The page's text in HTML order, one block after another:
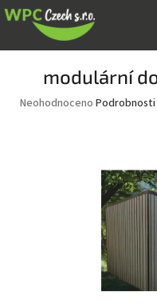
Přejít
na
modulární
Průměrné
Neohodnoceno